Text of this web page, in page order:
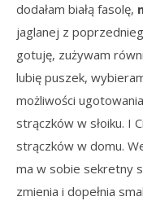
dodałam białą fasolę,
jaglanej z
gotuję, zużywam
lubię puszek,
możliwości
strączków w słoiku. I
strączków w domu.
ma w sobie sekretny
zmienia i dopełnia